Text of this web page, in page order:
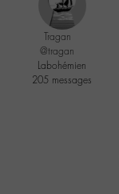
Tragan
@tragan
Labohémien
205 messages